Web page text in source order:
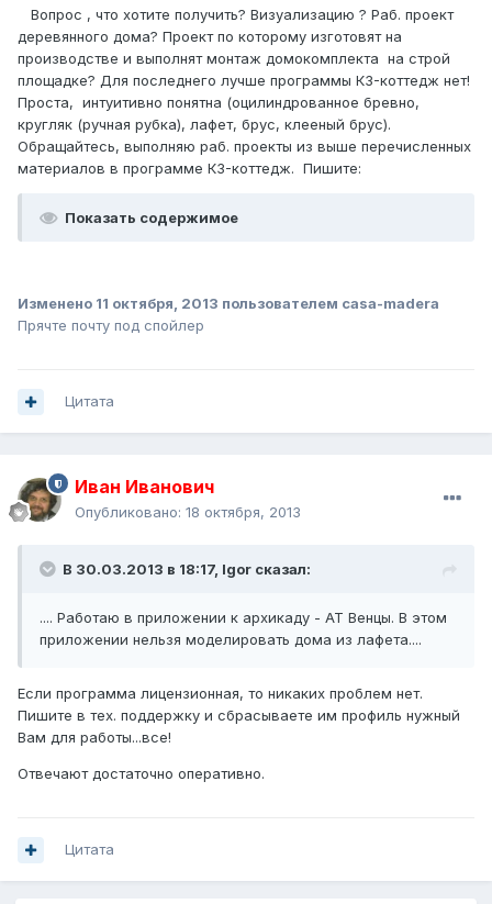
Вопрос , что хотите получить? Визуализацию ? Раб. проект
деревянного дома? Проект по которому изготовят на
производстве и выполнят монтаж домокомплекта на строй
площадке? Для последнего лучше программы К3-коттедж нет!
Проста, интуитивно понятна (оцилиндрованное бревно,
кругляк (ручная рубка), лафет, брус, клееный брус).
Обращайтесь, выполняю раб. проекты из выше перечисленных
материалов в программе К3-коттедж. Пишите:
Показать содержимое
Изменено 11 октября, 2013 пользователем casa-madera
Прячте почту под спойлер
Цитата
Иван Иванович
Опубликовано: 18 октября, 2013
В 30.03.2013 в 18:17, Igor сказал:
.... Работаю в приложении к архикаду - АТ Венцы. В этом
приложении нельзя моделировать дома из лафета....
Если программа лицензионная, то никаких проблем нет.
Пишите в тех. поддержку и сбрасываете им профиль нужный
Вам для работы...все!
Отвечают достаточно оперативно.
Цитата